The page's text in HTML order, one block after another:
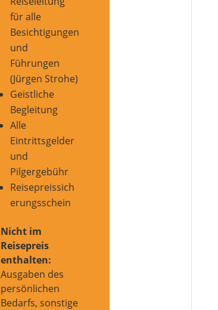
für alle
Besichtigungen
und
Führungen
(Jürgen Strohe)
Geistliche
Begleitung
Alle
Eintrittsgelder
und
Pilgergebühr
Reisepreissich
erungsschein
Nicht im
Reisepreis
enthalten:
Ausgaben des
persönlichen
Bedarfs, sonstige